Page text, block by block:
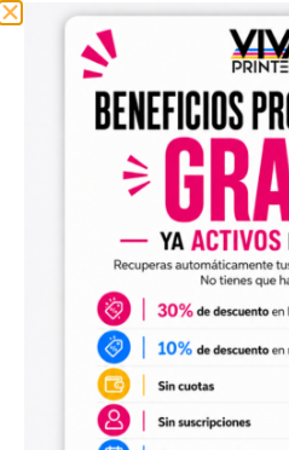
sin tener que diseñar cada
tendrás que adaptar el tamaño
el archivo en tu programa de
maquinaria DTF.
Diseños digitales para
También encontrarás diseños
perfectos para personalizar
envases, artículos
Estos diseños permiten
catálogo de personalización de
producciones propias
proveedor habitual de impresión.